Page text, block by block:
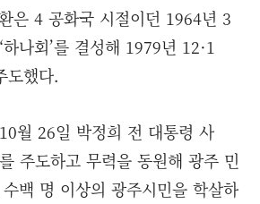
은 4 공화국 시절이던 1964년 3
나회’를 결성해 1979년 12·1
도했다.
월 26일 박정희 전 대통령 사
주도하고 무력을 동원해 광주 민
백 명 이상의 광주시민을 학살하